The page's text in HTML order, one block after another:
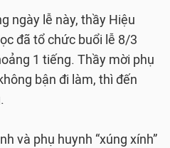
ngày lễ này, thầy Hiệu
đã tổ chức buổi lễ 8/3
1 tiếng. Thầy mời phụ
bận đi làm, thì đến
và phụ huynh “xúng xính”